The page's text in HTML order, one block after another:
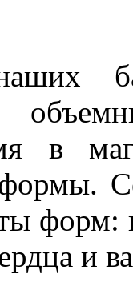
в
форм:
и